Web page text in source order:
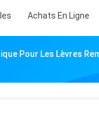
Achats En Ligne
Pour Les Lèvres